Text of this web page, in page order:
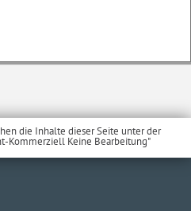
die Inhalte dieser Seite unter der